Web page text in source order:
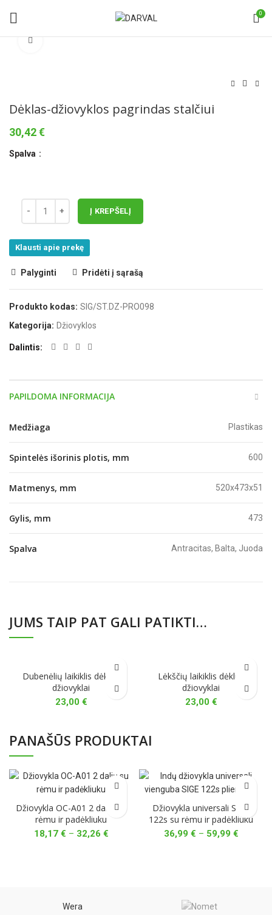
0
Dėklas-džiovyklos pagrindas stalčiui
30,42€
Spalva
Į KREPŠELĮ
Klausti apie prekę
Palyginti Pridėti į sąrašą
Produkto kodas: SIG/ST.DZ-PRO098
Kategorija: Džiovyklos
Dalintis
PAPILDOMA INFORMACIJA
Medžiaga Plastikas
Spintelės išorinis plotis, mm 600
Matmenys, mm 520x473x51
Gylis, mm 473
Spalva Antracitas, Balta, Juoda
JUMS TAIP PAT GALI PATIKTI…
Dubenėlių laikiklis dėklui-
džiovyklai
23,00 €
Lėkščių laikiklis dėklui-
džiovyklai
23,00 €
PANAŠŪS PRODUKTAI
Džiovykla OC-A01 2 dalių su
rėmu ir padėkliuku
18,17 € – 32,26 €Price
Džiovykla universali SIGE
122s su rėmu ir padėkliuku
36,99 € – 59,99 €Price
Wera